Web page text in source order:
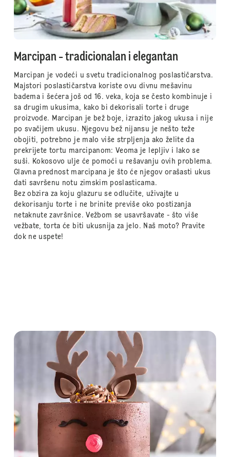
Marcipan - tradicionalan i elegantan
Marcipan je vodeći u svetu tradicionalnog poslastičarstva.
Majstori poslastičarstva koriste ovu divnu mešavinu
badema i šećera još od 16. veka, koja se često kombinuje i
sa drugim ukusima, kako bi dekorisali torte i druge
proizvode. Marcipan je bež boje, izrazito jakog ukusa i nije
po svačijem ukusu. Njegovu bež nijansu je nešto teže
obojiti, potrebno je malo više strpljenja ako želite da
prekrijete tortu marcipanom: Veoma je lepljiv i lako se
suši. Kokosovo ulje će pomoći u rešavanju ovih problema.
Glavna prednost marcipana je što će njegov orašasti ukus
dati savršenu notu zimskim poslasticama.
Bez obzira za koju glazuru se odlučite, uživajte u
dekorisanju torte i ne brinite previše oko postizanja
netaknute završnice. Vežbom se usavršavate - što više
vežbate, torta će biti ukusnija za jelo. Naš moto? Pravite
dok ne uspete!